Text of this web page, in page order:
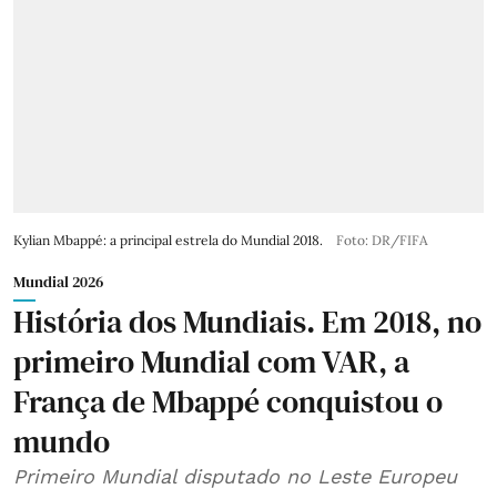
Kylian Mbappé: a principal estrela do Mundial 2018. Foto: DR/FIFA
Mundial 2026
História dos Mundiais. Em 2018, no
primeiro Mundial com VAR, a
França de Mbappé conquistou o
mundo
Primeiro Mundial disputado no Leste Europeu